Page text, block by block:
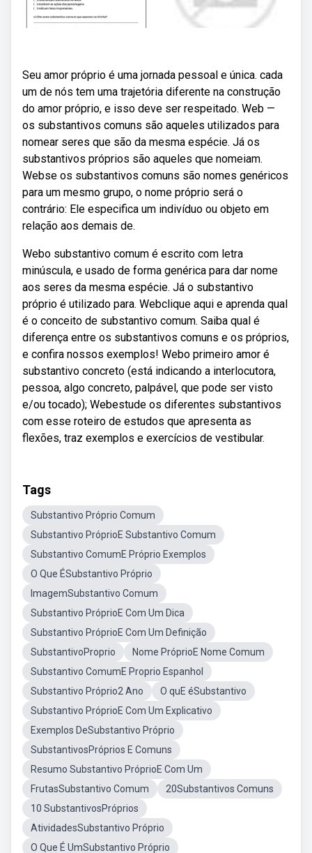
Seu amor próprio é uma jornada pessoal e única. cada
um de nós tem uma trajetória diferente na construção
do amor próprio, e isso deve ser respeitado. Web —
os substantivos comuns são aqueles utilizados para
nomear seres que são da mesma espécie. Já os
substantivos próprios são aqueles que nomeiam.
Webse os substantivos comuns são nomes genéricos
para um mesmo grupo, o nome próprio será o
contrário: Ele especifica um indivíduo ou objeto em
relação aos demais de.
Webo substantivo comum é escrito com letra
minúscula, e usado de forma genérica para dar nome
aos seres da mesma espécie. Já o substantivo
próprio é utilizado para. Webclique aqui e aprenda qual
é o conceito de substantivo comum. Saiba qual é
diferença entre os substantivos comuns e os próprios,
e confira nossos exemplos! Webo primeiro amor é
substantivo concreto (está indicando a interlocutora,
pessoa, algo concreto, palpável, que pode ser visto
e/ou tocado); Webestude os diferentes substantivos
com esse roteiro de estudos que apresenta as
flexões, traz exemplos e exercícios de vestibular.
Tags
Substantivo Próprio Comum
Substantivo PróprioE Substantivo Comum
Substantivo ComumE Próprio Exemplos
O Que ÉSubstantivo Próprio
ImagemSubstantivo Comum
Substantivo PróprioE Com Um Dica
Substantivo PróprioE Com Um Definição
SubstantivoProprio
Nome PróprioE Nome Comum
Substantivo ComumE Proprio Espanhol
Substantivo Próprio2 Ano
O quE éSubstantivo
Substantivo PróprioE Com Um Explicativo
Exemplos DeSubstantivo Próprio
SubstantivosPróprios E Comuns
Resumo Substantivo PróprioE Com Um
FrutasSubstantivo Comum
20Substantivos Comuns
10 SubstantivosPróprios
AtividadesSubstantivo Próprio
O Que É UmSubstantivo Próprio